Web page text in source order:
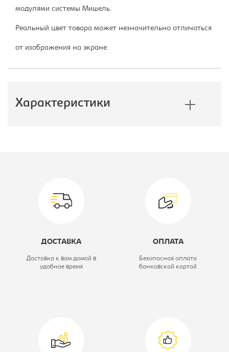
модулями системы Мишель.
Реальный цвет товара может незначительно отличаться
от изображения на экране.
Характеристики
Цветовое решение: КРАФТ
БЕЛЫЙ
ЖЕМЧУГ
220
ДОСТАВКА
Доставка к вам домой в
удобное время
ОПЛАТА
Безопасная оплата
банковской картой